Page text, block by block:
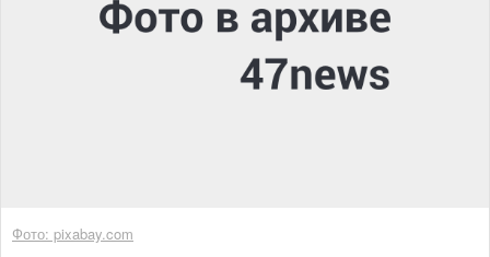
Фото: pixabay.com